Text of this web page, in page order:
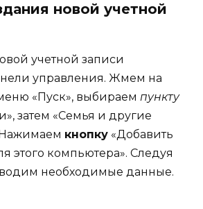
новой учетной
учетной записи
управления. Жмем на
«Пуск», выбираем пункту
затем «Семья и другие
Нажимаем кнопку «Добавить
этого компьютера». Следуя
необходимые данные.